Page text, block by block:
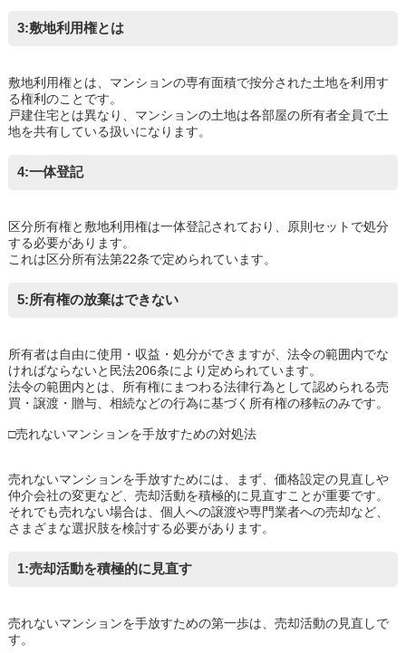
3:敷地利用権とは
敷地利用権とは、マンションの専有面積で按分された土地を利用す
る権利のことです。
戸建住宅とは異なり、マンションの土地は各部屋の所有者全員で土
地を共有している扱いになります。
4:一体登記
区分所有権と敷地利用権は一体登記されており、原則セットで処分
する必要があります。
これは区分所有法第22条で定められています。
5:所有権の放棄はできない
所有者は自由に使用・収益・処分ができますが、法令の範囲内でな
ければならないと民法206条により定められています。
法令の範囲内とは、所有権にまつわる法律行為として認められる売
買・譲渡・贈与、相続などの行為に基づく所有権の移転のみです。
□売れないマンションを手放すための対処法
売れないマンションを手放すためには、まず、価格設定の見直しや
仲介会社の変更など、売却活動を積極的に見直すことが重要です。
それでも売れない場合は、個人への譲渡や専門業者への売却など、
さまざまな選択肢を検討する必要があります。
1:売却活動を積極的に見直す
売れないマンションを手放すための第一歩は、売却活動の見直しで
す。